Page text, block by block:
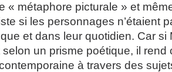
« métaphore picturale » et
si les personnages n’étaient
et dans leur quotidien. Car si
selon un prisme poétique, il rend
à travers des